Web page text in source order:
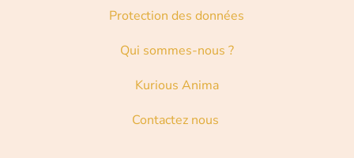
Protection des données
Qui sommes-nous ?
Kurious Anima
Contactez nous